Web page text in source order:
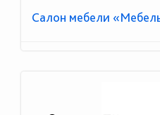
Салон мебели